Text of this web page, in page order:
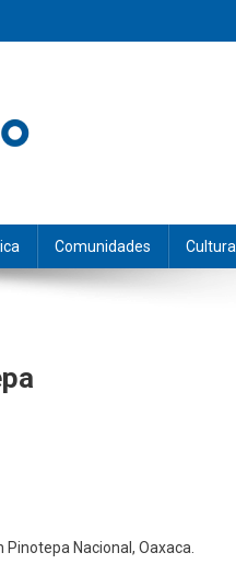
Comunidades Cultura
Joven
Nacional, Oaxaca.